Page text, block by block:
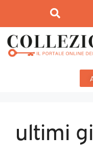
ultimi